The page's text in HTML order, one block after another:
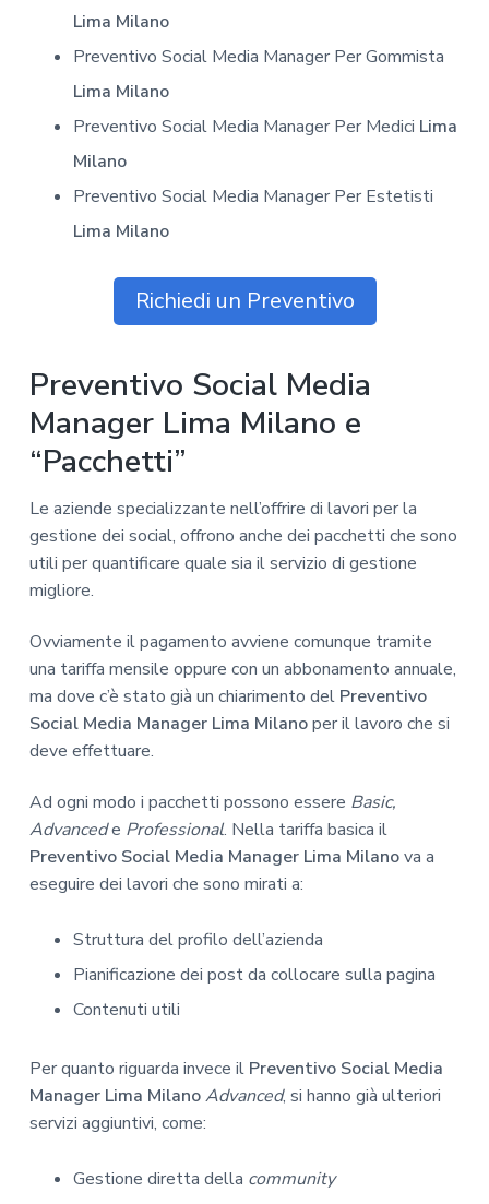
Lima Milano
Preventivo Social Media Manager Per Gommista
Lima Milano
Preventivo Social Media Manager Per Medici Lima
Milano
Preventivo Social Media Manager Per Estetisti
Lima Milano
Richiedi un Preventivo
Preventivo Social Media
Manager Lima Milano e
“Pacchetti”
Le aziende specializzante nell’offrire di lavori per la
gestione dei social, offrono anche dei pacchetti che sono
utili per quantificare quale sia il servizio di gestione
migliore.
Ovviamente il pagamento avviene comunque tramite
una tariffa mensile oppure con un abbonamento annuale,
ma dove c’è stato già un chiarimento del Preventivo
Social Media Manager Lima Milanoper il lavoro che si
deve effettuare.
Ad ogni modo i pacchetti possono essere Basic,
Advancede Professional. Nella tariffa basica il
Preventivo Social Media Manager Lima Milanova a
eseguire dei lavori che sono mirati a:
Struttura del profilo dell’azienda
Pianificazione dei post da collocare sulla pagina
Contenuti utili
Per quanto riguarda invece il Preventivo Social Media
Manager Lima MilanoAdvanced, si hanno già ulteriori
servizi aggiuntivi, come:
Gestione diretta della community